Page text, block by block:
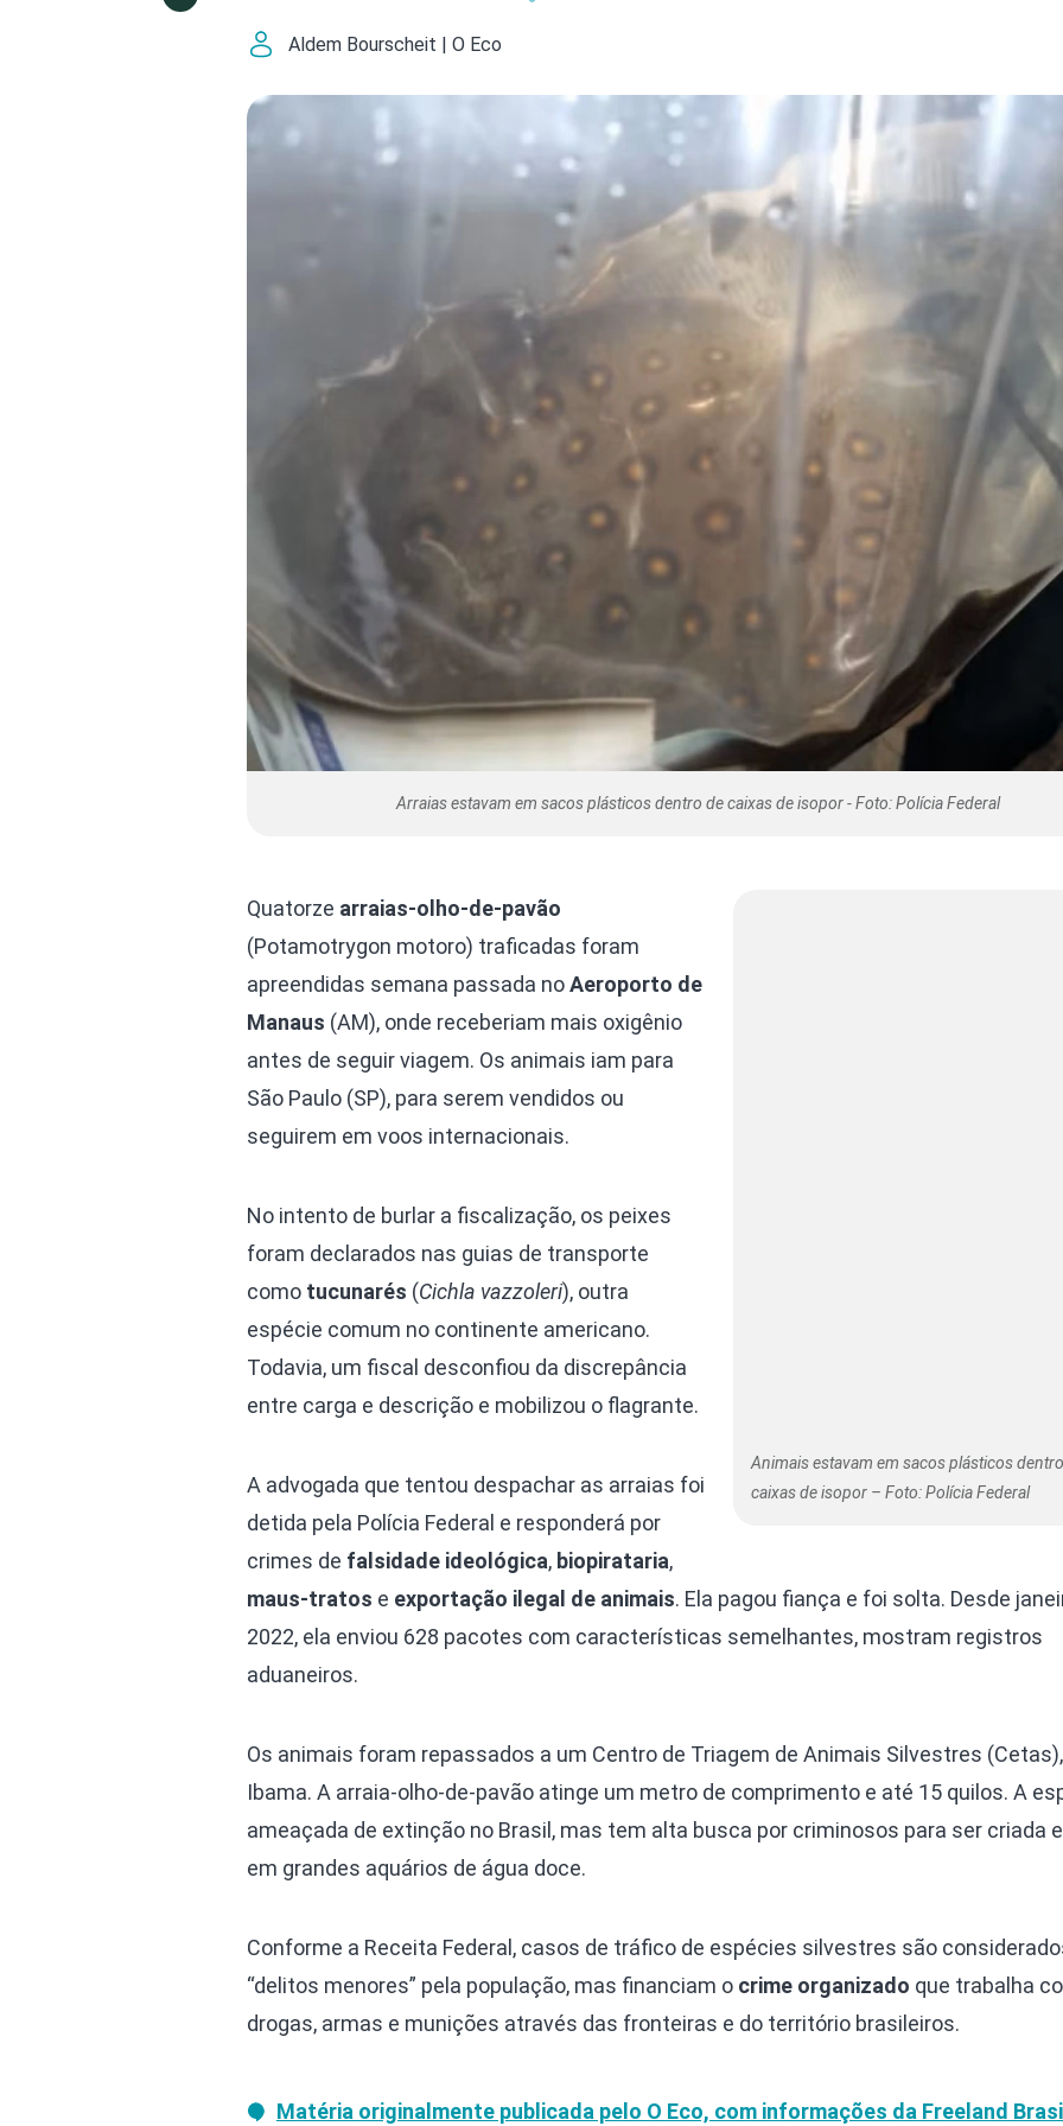
Políticas
Túnel do
Aldem Bourscheit | O Eco
Arraias estavam em sacos plásticos dentro de caixas de isopor - Foto: Polícia Federal
Animais estavam em sacos plásticos
caixas de isopor – Foto: Polícia Federal
Quatorze arraias-olho-de-pavão
(Potamotrygon motoro) traficadas foram
apreendidas semana passada noAeroporto de
Manaus (AM), onde receberiam mais oxigênio
antes de seguir viagem. Os animais iam para
São Paulo (SP), para serem vendidos ou
seguirem em voos internacionais.
No intento de burlar a fiscalização, os peixes
foram declarados nas guias de transporte
como tucunarés (Cichla vazzoleri), outra
espécie comum no continente americano.
Todavia, um fiscal desconfiou da discrepância
entre carga e descrição e mobilizou o flagrante.
A advogada que tentou despachar as arraias foi
detida pela Polícia Federal e responderá por
crimes de falsidade ideológica, biopirataria,
maus-tratos e exportação ilegal de animais. Ela pagou fiança e foi solta. Desde
2022, ela enviou 628 pacotes com características semelhantes, mostram registros
aduaneiros.
Os animais foram repassados a um Centro de Triagem de Animais Silvestres
Ibama. A arraia-olho-de-pavão atinge um metro de comprimento e até 15 quilos. A
ameaçada de extinção no Brasil, mas tem alta busca por criminosos para ser criada
em grandes aquários de água doce.
Conforme a Receita Federal, casos de tráfico de espécies silvestres são
“delitos menores” pela população, mas financiam o crime organizado que trabalha
drogas, armas e munições através das fronteiras e do território brasileiros.
Matéria originalmente publicada pelo O Eco, com informações da Freeland